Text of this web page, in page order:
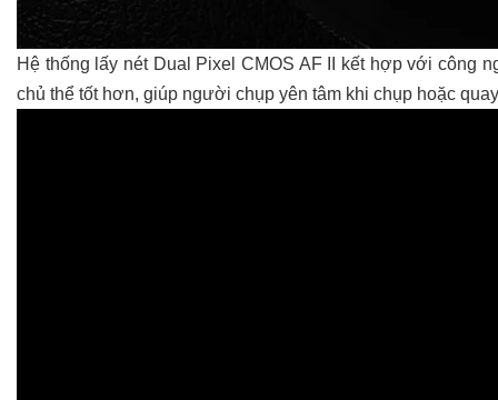
Hệ thống lấy nét Dual Pixel CMOS AF II kết hợp với công
chủ thể tốt hơn, giúp người chụp yên tâm khi chụp hoặc